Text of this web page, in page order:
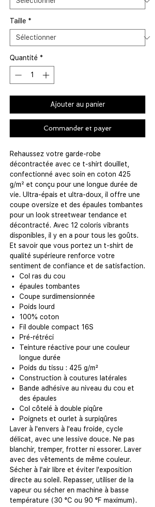
Taille *
Quantité *
Ajouter au panier
Commander et payer
Rehaussez votre garde-robe
décontractée avec ce t-shirt douillet,
confectionné avec soin en coton 425
g/m² et conçu pour une longue durée de
vie. Ultra-épais et ultra-doux, il offre une
coupe oversize et des épaules tombantes
pour un look streetwear tendance et
décontracté. Avec 12 coloris vibrants
disponibles, il y en a pour tous les goûts.
Et savoir que vous portez un t-shirt de
qualité supérieure renforce votre
sentiment de confiance et de satisfaction.
Col ras du cou
épaules tombantes
Coupe surdimensionnée
Poids lourd
100% coton
Fil double compact 16S
Pré-rétréci
Teinture réactive pour une couleur
longue durée
Poids du tissu : 425 g/m²
Construction à coutures latérales
Bande adhésive au niveau du cou et
des épaules
Col côtelé à double piqûre
Poignets et ourlet à surpiqûres
Laver à l'envers à l'eau froide, cycle
délicat, avec une lessive douce. Ne pas
blanchir, tremper, frotter ni essorer. Laver
avec des vêtements de même couleur.
Sécher à l'air libre et éviter l'exposition
directe au soleil. Repasser, utiliser de la
vapeur ou sécher en machine à basse
température (30 °C ou 90 °F maximum).